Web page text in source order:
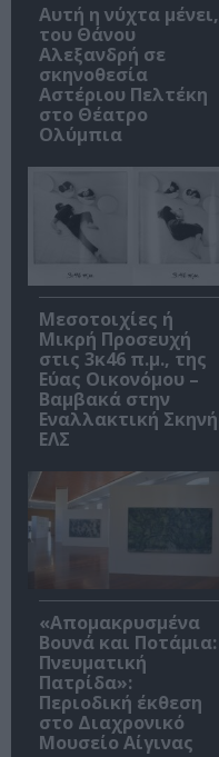
Αυτή η νύχτα μένει,
του Θάνου
Αλεξανδρή σε
σκηνοθεσία
Αστέριου Πελτέκη
στο Θέατρο
Ολύμπια
Μεσοτοιχίες ή
Μικρή Προσευχή
στις 3κ46 π.μ., της
Εύας Οικονόμου –
Βαμβακά στην
Εναλλακτική Σκηνή
ΕΛΣ
«Απομακρυσμένα
Βουνά και Ποτάμια:
Πνευματική
Πατρίδα»:
Περιοδική έκθεση
στο Διαχρονικό
Μουσείο Αίγινας